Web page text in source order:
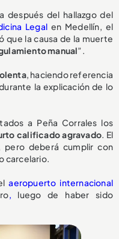
después del hallazgo del
Legal en Medellín, el
que la causa de la muerte
manual”.
, haciendo referencia
la explicación de lo
a Peña Corrales los
calificado agravado. El
pero deberá cumplir con
carcelario.
aeropuerto internacional
, luego de haber sido